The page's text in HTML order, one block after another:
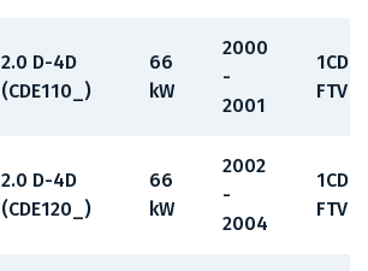
2.0 D-4D
(CDE110_)
66
kW
2000
-
2001
1CD-
FTV
2.0 D-4D
(CDE120_)
66
kW
2002
-
2004
1CD-
FTV